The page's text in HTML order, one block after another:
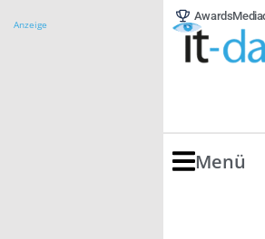
Anzeige
Awards
Menü